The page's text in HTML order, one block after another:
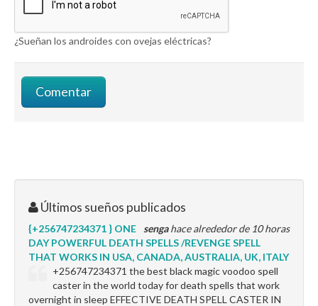
¿Sueñan los androides con ovejas eléctricas?
Últimos sueños publicados
sengahace alrededor de 10 horas
{+256747234371 } ONE
DAY POWERFUL DEATH SPELLS /REVENGE SPELL
THAT WORKS IN USA, CANADA, AUSTRALIA, UK, ITALY
+256747234371 the best black magic voodoo spell
caster in the world today for death spells that work
overnight in sleep EFFECTIVE DEATH SPELL CASTER IN